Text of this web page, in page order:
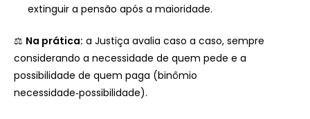
extinguir a pensão após a maioridade.
⚖️ Na prática: a Justiça avalia caso a caso, sempre
considerando a necessidade de quem pede e a
possibilidade de quem paga (binômio
necessidade‑possibilidade).